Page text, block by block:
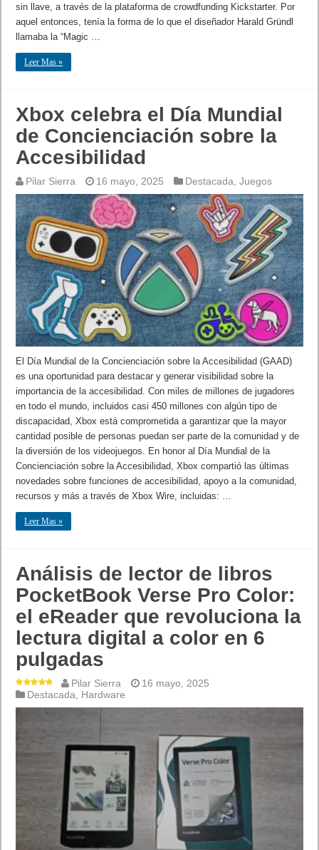
sin llave, a través de la plataforma de crowdfunding Kickstarter. Por
aquel entonces, tenía la forma de lo que el diseñador Harald Gründl
llamaba la “Magic …
Leer Mas »
Xbox celebra el Día Mundial
de Concienciación sobre la
Accesibilidad
Pilar Sierra 16 mayo, 2025 Destacada ,Juegos
El Día Mundial de la Concienciación sobre la Accesibilidad (GAAD)
es una oportunidad para destacar y generar visibilidad sobre la
importancia de la accesibilidad. Con miles de millones de jugadores
en todo el mundo, incluidos casi 450 millones con algún tipo de
discapacidad, Xbox está comprometida a garantizar que la mayor
cantidad posible de personas puedan ser parte de la comunidad y de
la diversión de los videojuegos. En honor al Día Mundial de la
Concienciación sobre la Accesibilidad, Xbox compartió las últimas
novedades sobre funciones de accesibilidad, apoyo a la comunidad,
recursos y más a través de Xbox Wire, incluidas: …
Leer Mas »
Análisis de lector de libros
PocketBook Verse Pro Color:
el eReader que revoluciona la
lectura digital a color en 6
pulgadas
Pilar Sierra
16 mayo, 2025
Destacada, Hardware